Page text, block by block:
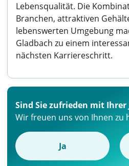
Lebensqualität. Die
Branchen, attraktiven
lebenswerten Umgebung
Gladbach zu einem
nächsten Karriereschritt.
Sind Sie zufrieden mit Ihrer
Wir freuen uns von Ihnen zu
Ja